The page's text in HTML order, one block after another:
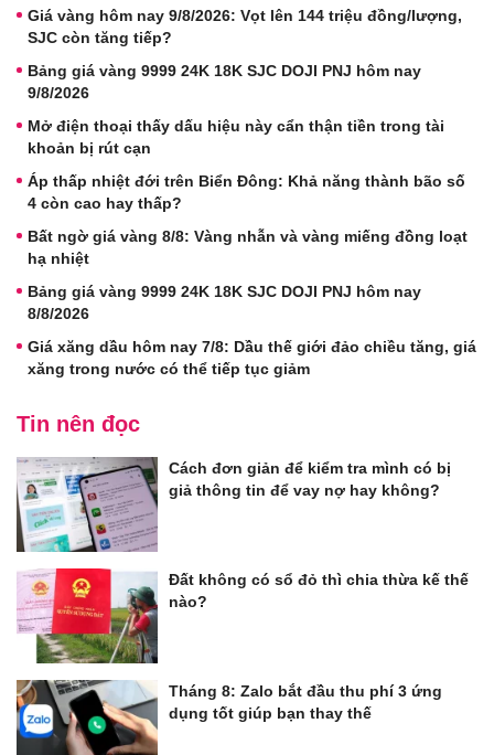
Giá vàng hôm nay 9/8/2026: Vọt lên 144 triệu đồng/lượng,
SJC còn tăng tiếp?
Bảng giá vàng 9999 24K 18K SJC DOJI PNJ hôm nay
9/8/2026
Mở điện thoại thấy dấu hiệu này cẩn thận tiền trong tài
khoản bị rút cạn
Áp thấp nhiệt đới trên Biển Đông: Khả năng thành bão số
4 còn cao hay thấp?
Bất ngờ giá vàng 8/8: Vàng nhẫn và vàng miếng đồng loạt
hạ nhiệt
Bảng giá vàng 9999 24K 18K SJC DOJI PNJ hôm nay
8/8/2026
Giá xăng dầu hôm nay 7/8: Dầu thế giới đảo chiều tăng, giá
xăng trong nước có thể tiếp tục giảm
Tin nên đọc
Cách đơn giản để kiểm tra mình có bị
giả thông tin để vay nợ hay không?
Đất không có sổ đỏ thì chia thừa kế thế
nào?
Tháng 8: Zalo bắt đầu thu phí 3 ứng
dụng tốt giúp bạn thay thế